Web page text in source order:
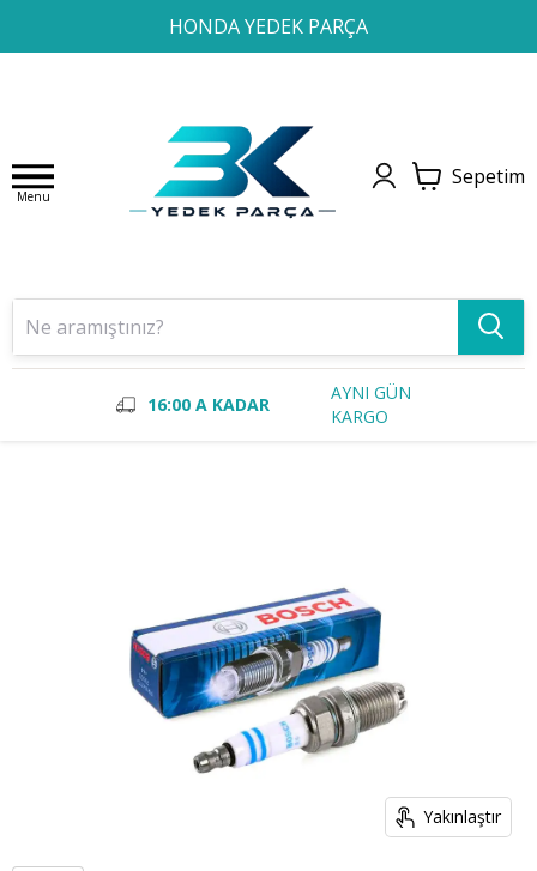
HONDA YEDEK PARÇA
1 2 3 4
Menu
Sepetim
16:00 A KADAR
AYNI GÜN
KARGO
Yakınlaştır